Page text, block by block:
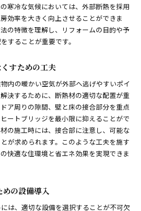
寒冷な気候においては、外部断熱を採用
効率を大きく向上させることができま
の特徴を理解し、リフォームの目的や予
することが重要です。
すための工夫
内の暖かい空気が外部へ逃げやすいポイ
決するために、断熱材の適切な配置が重
ア周りの隙間、壁と床の接合部分を重点
ートブリッジを最小限に抑えることがで
の施工時には、接合部に注意し、可能な
が求められます。このような工夫を施す
快適な住環境と省エネ効果を実現できま
めの設備導入
は、適切な設備を選択することが不可欠